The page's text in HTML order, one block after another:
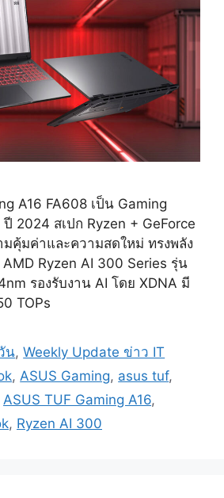
A16 FA608 เป็น Gaming
2024 สเปก Ryzen + GeForce
คุ้มค่าและความสดใหม่ ทรงพลัง
Ryzen AI 300 Series รุ่น
รองรับงาน AI โดย XDNA มี
TOPs
น,Weekly Update ข่าว IT
,ASUS Gaming, asus tuf,
ASUS TUF Gaming A16,
, Ryzen AI 300